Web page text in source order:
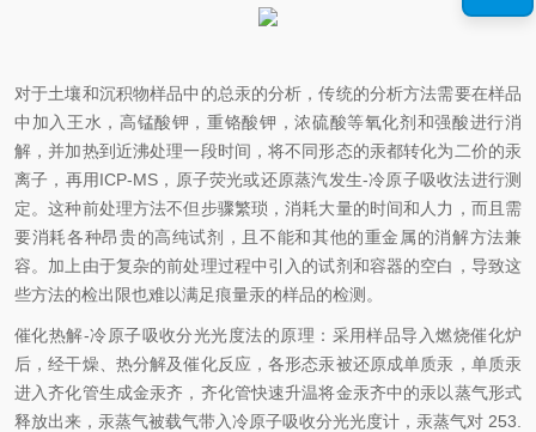
对于土壤和沉积物样品中的总汞的分析，传统的分析方法需要在样品
中加入王水，高锰酸钾，重铬酸钾，浓硫酸等氧化剂和强酸进行消
解，并加热到近沸处理一段时间，将不同形态的汞都转化为二价的汞
离子，再用ICP-MS，原子荧光或还原蒸汽发生-冷原子吸收法进行测
定。这种前处理方法不但步骤繁琐，消耗大量的时间和人力，而且需
要消耗各种昂贵的高纯试剂，且不能和其他的重金属的消解方法兼
容。加上由于复杂的前处理过程中引入的试剂和容器的空白，导致这
些方法的检出限也难以满足痕量汞的样品的检测。
催化热解-冷原子吸收分光光度法的原理：采用样品导入燃烧催化炉
后，经干燥、热分解及催化反应，各形态汞被还原成单质汞，单质汞
进入齐化管生成金汞齐，齐化管快速升温将金汞齐中的汞以蒸气形式
释放出来，汞蒸气被载气带入冷原子吸收分光光度计，汞蒸气对 253.